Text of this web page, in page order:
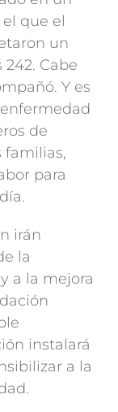
que el
un
242. Cabe
Y es
de
familias,
para
irán
la
a la mejora
instalará
a la